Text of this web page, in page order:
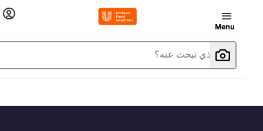
Menu
ما الذي تبحث عنه؟